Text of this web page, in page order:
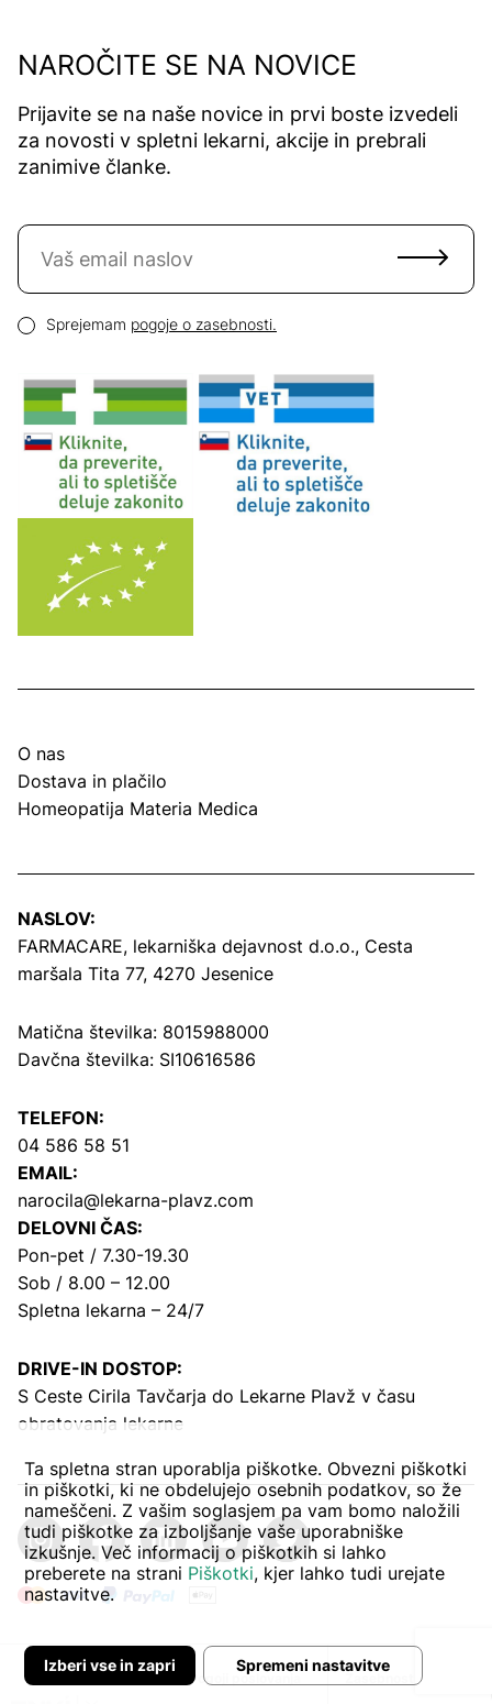
NAROČITE SE NA NOVICE
Prijavite se na naše novice in prvi boste izvedeli
za novosti v spletni lekarni, akcije in prebrali
zanimive članke.
Naročite se na novice
Pogoji zasebnosti
Sprejemam pogoje o zasebnosti.
O nas
Dostava in plačilo
Homeopatija Materia Medica
NASLOV:
FARMACARE, lekarniška dejavnost d.o.o., Cesta
maršala Tita 77, 4270 Jesenice
Matična številka: 8015988000
Davčna številka: SI10616586
TELEFON:
04 586 58 51
EMAIL:
narocila@lekarna-plavz.com
DELOVNI ČAS:
Pon-pet / 7.30-19.30
Sob / 8.00 – 12.00
Spletna lekarna – 24/7
DRIVE-IN DOSTOP:
S Ceste Cirila Tavčarja do Lekarne Plavž v času
obratovanja lekarne
Avtor: Pogoji poslovanja Zasebnost in piškoti
Ta spletna stran uporablja piškotke. Obvezni piškotki
in piškotki, ki ne obdelujejo osebnih podatkov, so že
nameščeni. Z vašim soglasjem pa vam bomo naložili
tudi piškotke za izboljšanje vaše uporabniške
izkušnje. Več informacij o piškotkih si lahko
preberete na strani Piškotki, kjer lahko tudi urejate
nastavitve.
Spremeni nastavitve
Izberi vse in zapri